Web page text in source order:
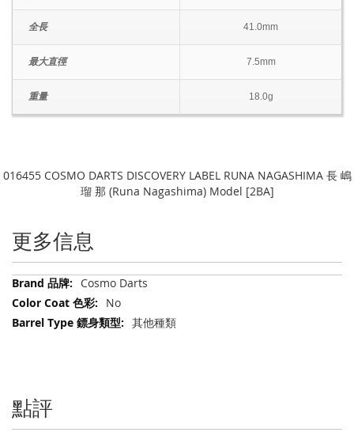
全長 41.0mm
最大直徑 7.5mm
重量 18.0g
016455 COSMO DARTS DISCOVERY LABEL RUNA NAGASHIMA 長 嶋
瑠 那 (Runa Nagashima) Model [2BA]
更多信息
更
多
息
Cosmo Darts
No
其他種類
點評